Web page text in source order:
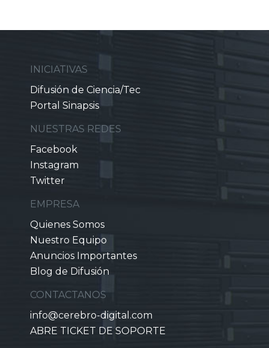
INICIATIVAS
Difusión de Ciencia/Tec
Portal Sinapsis
NUESTRAS REDES
Facebook
Instagram
Twitter
EMPRESA
Quienes Somos
Nuestro Equipo
Anuncios Importantes
Blog de Difusión
CONTACTANOS
info@cerebro-digital.com
ABRE TICKET DE SOPORTE